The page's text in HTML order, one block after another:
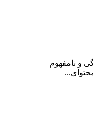
و نامفهوم